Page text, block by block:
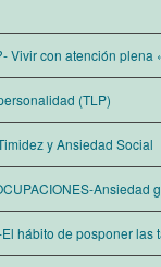
Vivir con atención plena
(TLP)
y Ansiedad Social
Ansiedad
hábito de posponer las